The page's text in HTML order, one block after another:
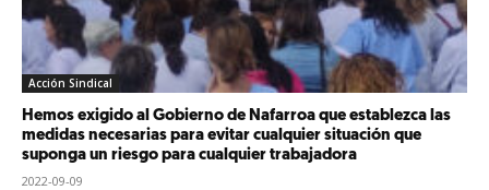
Acción Sindical
Hemos exigido al Gobierno de Nafarroa que establezca las
medidas necesarias para evitar cualquier situación que
suponga un riesgo para cualquier trabajadora
2022-09-09